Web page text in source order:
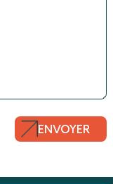
ENVOYER